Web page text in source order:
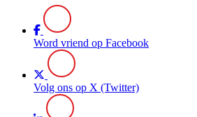
Word vriend op Facebook
Volg ons op X (Twitter)